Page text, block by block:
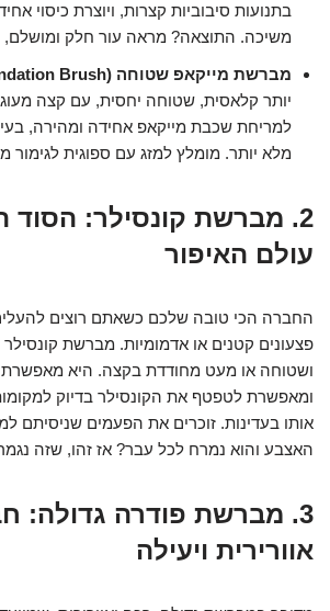
בתנועות סיבוביות קצרות, ויוצרת כיסוי
משיכה. התוצאה? מראה עור חלק ומושלם,
מברשת מייקאפ שטוחה (Flat Foundation Brush):
יותר קלאסית, שטוחה יחסית, עם קצה
למריחת שכבת מייקאפ אחידה ומהירה,
מלא יותר. מומלץ למזג עם ספוגית לגימור
2. מברשת קונסילר: הסוד
עולם האיפור
החברה הכי טובה שלכם כשאתם רוצים
פצעונים קטנים או אדמומיות. מברשת
ושטוחה או מעט מחודדת בקצה. היא מאפשרת
ומאפשרת לטפטף את הקונסילר בדיוק
אותו בעדינות. זוכרים את הפעמים שניסיתם
האצבע והוא נמרח לכל עבר? אז זהו, שזה
3. מברשת פודרה גדולה:
אוורירית ויעילה